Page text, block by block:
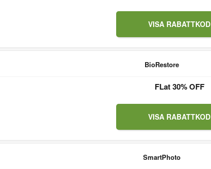
VISA RABATTKOD
BioRestore
FLat 30% OFF
VISA RABATTKOD
SmartPhoto